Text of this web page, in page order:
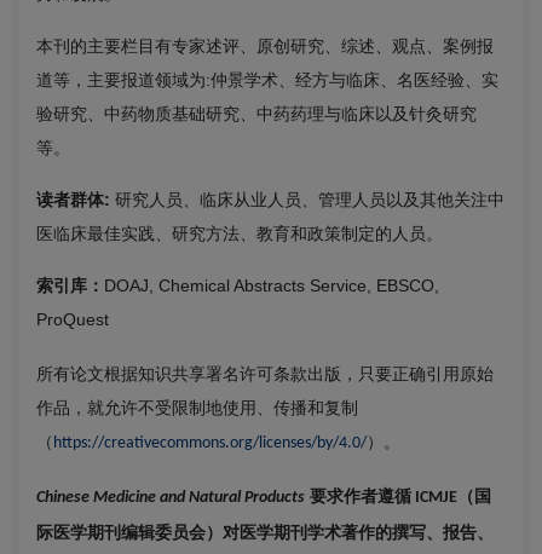
本刊的主要栏目有专家述评、原创研究、综述、观点、案例报
道等，主要报道领域为:仲景学术、经方与临床、名医经验、实
验研究、中药物质基础研究、中药药理与临床以及针灸研究
等。
读者群体: 研究人员、临床从业人员、管理人员以及其他关注中
医临床最佳实践、研究方法、教育和政策制定的人员。
索引库： DOAJ, Chemical Abstracts Service, EBSCO,
ProQuest
所有论文根据知识共享署名许可条款出版，只要正确引用原始
作品，就允许不受限制地使用、传播和复制
（ https://creativecommons.org/licenses/by/4.0/）。
Chinese Medicine and Natural Products 要求作者遵循 ICMJE （国
际医学期刊编辑委员会）对医学期刊学术著作的撰写、报告、